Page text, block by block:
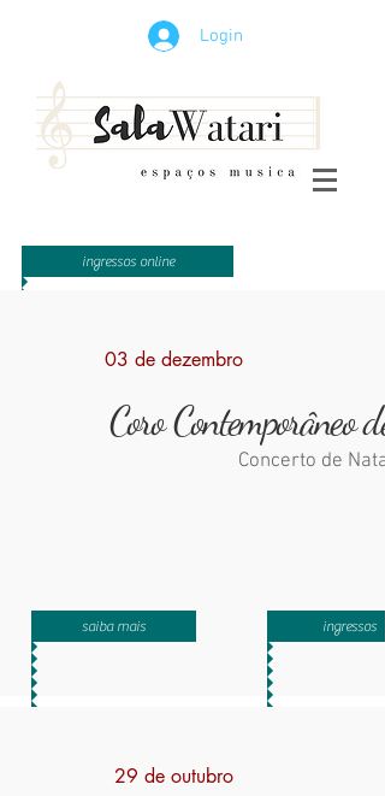
Login
ingressos online
03 de dezembro
Coro Contemporâneo
Concerto de Natal
saiba mais ingressos
29 de outubro